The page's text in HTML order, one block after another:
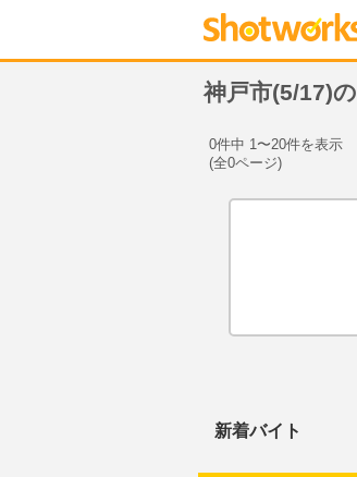
神戸市(5/17)
0件中 1〜20件を表示
(全0ページ)
新着バイト